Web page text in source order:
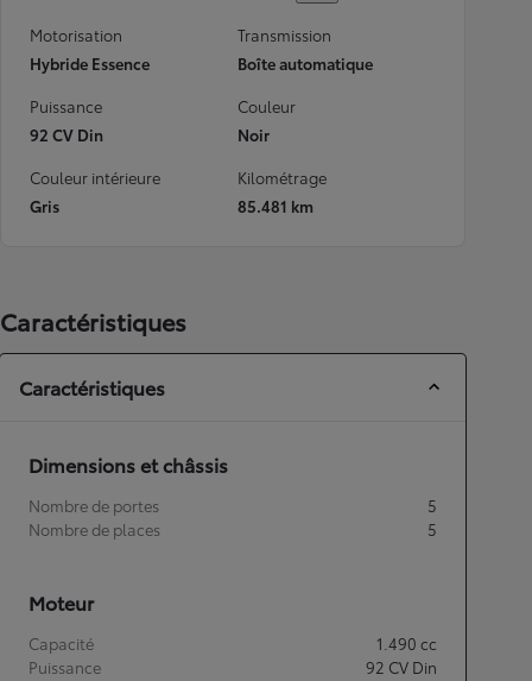
Motorisation
Hybride Essence
Transmission
Boîte automatique
Puissance
92 CV Din
Couleur
Noir
Couleur intérieure
Gris
Kilométrage
85.481 km
Caractéristiques
Caractéristiques
Dimensions et châssis
Nombre de portes
5
Nombre de places
5
Moteur
Capacité 1.490 cc
Puissance
92 CV Din